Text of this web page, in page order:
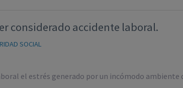
considerado accidente laboral.
SOCIAL
el estrés generado por un incómodo ambiente